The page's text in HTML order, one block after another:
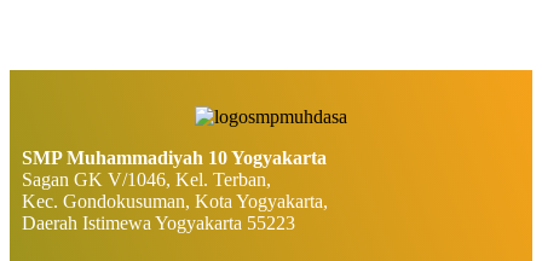
SMP Muhammadiyah 10 Yogyakarta
Sagan GK V/1046, Kel. Terban,
Kec. Gondokusuman, Kota Yogyakarta,
Daerah Istimewa Yogyakarta 55223